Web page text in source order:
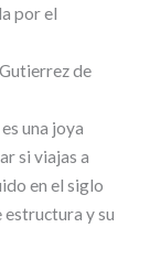
por el
de
una joya
si viajas a
en el siglo
y su